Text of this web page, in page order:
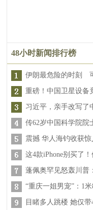
48小时新闻排行榜
伊朗最危险的时刻
重磅！中国卫星设备
习近平，亲手改写了
传62岁中国科学院院
震撼 华人海钓收获
这4款iPhone别买了
蓬佩奥罕见怒轰川普
“重庆一姐男宠”：1
目睹多人跳楼 她仅